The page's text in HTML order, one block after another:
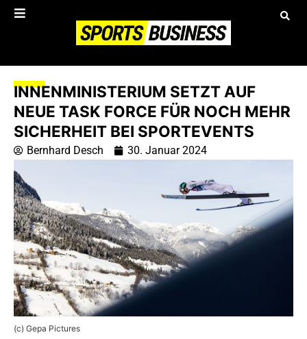
INNENMINISTERIUM SETZT AUF
NEUE TASK FORCE FÜR NOCH MEHR
SICHERHEIT BEI SPORTEVENTS
Bernhard Desch 30. Januar 2024
(c) Gepa Pictures